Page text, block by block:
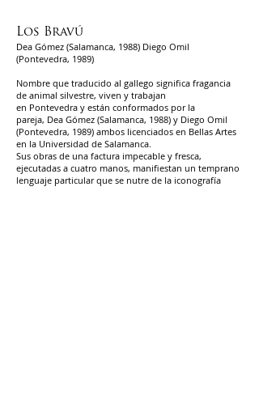
Los Bravú
Dea Gómez (Salamanca, 1988) Diego Omil
(Pontevedra, 1989)
Nombre que traducido al gallego significa fragancia
de animal silvestre, viven y trabajan
en Pontevedra y están conformados por la
pareja, Dea Gómez (Salamanca, 1988) y Diego Omil
(Pontevedra, 1989) ambos licenciados en Bellas Artes
en la Universidad de Salamanca.
Sus obras de una factura impecable y fresca,
ejecutadas a cuatro manos, manifiestan un temprano
lenguaje particular que se nutre de la iconografía